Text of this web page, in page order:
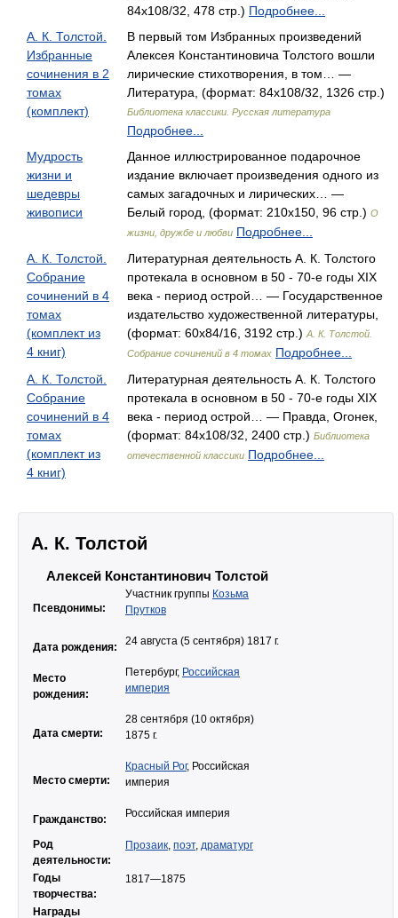
84x108/32, 478 стр.) Подробнее...
А. К. Толстой.
Избранные
сочинения в 2
томах
(комплект)
В первый том Избранных произведений
Алексея Константиновича Толстого вошли
лирические стихотворения, в том… —
Литература, (формат: 84x108/32, 1326 стр.)
Библиотека классики. Русская литература
Подробнее...
Мудрость
жизни и
шедевры
живописи
Данное иллюстрированное подарочное
издание включает произведения одного из
самых загадочных и лирических… —
Белый город, (формат: 210x150, 96 стр.) О
жизни, дружбе и любви Подробнее...
А. К. Толстой.
Собрание
сочинений в 4
томах
(комплект из
4 книг)
Литературная деятельность А. К. Толстого
протекала в основном в 50 - 70-е годы XIX
века - период острой… — Государственное
издательство художественной литературы,
(формат: 60x84/16, 3192 стр.) А. К. Толстой.
Собрание сочинений в 4 томах Подробнее...
А. К. Толстой.
Собрание
сочинений в 4
томах
(комплект из
4 книг)
Литературная деятельность А. К. Толстого
протекала в основном в 50 - 70-е годы XIX
века - период острой… — Правда, Огонек,
(формат: 84x108/32, 2400 стр.) Библиотека
отечественной классики Подробнее...
А. К. Толстой
Алексей Константинович Толстой
Псевдонимы:
Участник группы Козьма
Прутков
Дата рождения: 24 августа (5 сентября) 1817 г.
Место
рождения:
Петербург, Российская
империя
Дата смерти:
28 сентября (10 октября)
1875 г.
Место смерти:
Красный Рог, Российская
империя
Гражданство: Российская империя
Род
деятельности:
Прозаик, поэт, драматург
Годы
творчества:
1817—1875
Награды